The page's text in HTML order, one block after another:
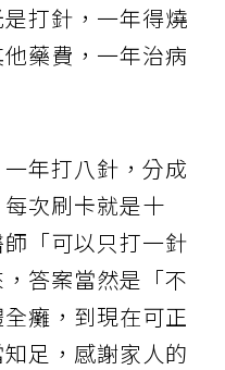
打針，一年得燒
藥費，一年治病
年打八針，分成
次刷卡就是十
「可以只打一針
答案當然是「不
癱，到現在可正
足，感謝家人的